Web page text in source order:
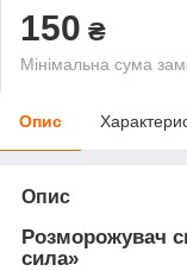
150 ₴
Мінімальна сума
Опис
Опис
Розморожувач
сила»